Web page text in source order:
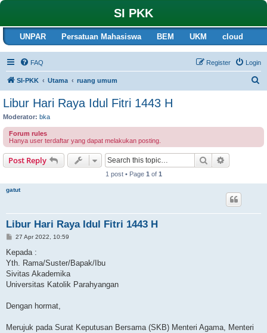
SI PKK
UNPAR Persatuan Mahasiswa BEM UKM cloud
FAQ Login
Register
SI-PKK Utama ruang umum
Libur Hari Raya Idul Fitri 1443 H
Moderator: bka
Forum rules
Hanya user terdaftar yang dapat melakukan posting.
Post Reply Search
1 post • Page 1 of 1
gatut
Libur Hari Raya Idul Fitri 1443 H
P
s
27 Apr 2022, 10:59
Kepada :
Yth. Rama/Suster/Bapak/Ibu
Sivitas Akademika
Universitas Katolik Parahyangan
Dengan hormat,
Merujuk pada Surat Keputusan Bersama (SKB) Menteri Agama, Menteri